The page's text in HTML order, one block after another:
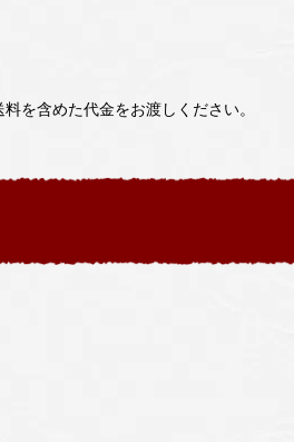
を含めた代金をお渡しください。